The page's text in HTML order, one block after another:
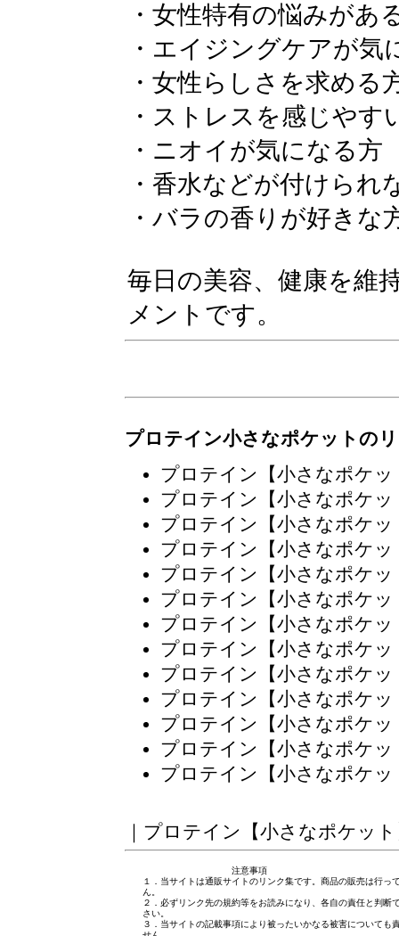
・女性特有の悩みがあ
・エイジングケアが気
・女性らしさを求める
・ストレスを感じやす
・ニオイが気になる方
・香水などが付けられ
・バラの香りが好きな
毎日の美容、健康を維
メントです。
プロテイン小さなポケットの
プロテイン【小さなポケ
プロテイン【小さなポケ
プロテイン【小さなポケ
プロテイン【小さなポケ
プロテイン【小さなポケ
プロテイン【小さなポケ
プロテイン【小さなポケ
プロテイン【小さなポケ
プロテイン【小さなポケ
プロテイン【小さなポケ
プロテイン【小さなポケ
プロテイン【小さなポケ
プロテイン【小さなポケ
｜ プロテイン【小さなポケッ
注意事項
１．当サイトは通販サイトのリンク集です。商品の販売は行っ
ん。
２．必ずリンク先の規約等をお読みになり、各自の責任と判断
さい。
３．当サイトの記載事項により被ったいかなる被害についても